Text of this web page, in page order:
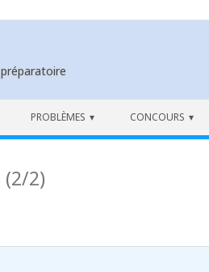
PROBLÈMES CONCOURS
2)